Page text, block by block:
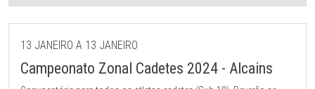
13 JANEIRO A 13 JANEIRO
Campeonato Zonal Cadetes 2024 - Alcains